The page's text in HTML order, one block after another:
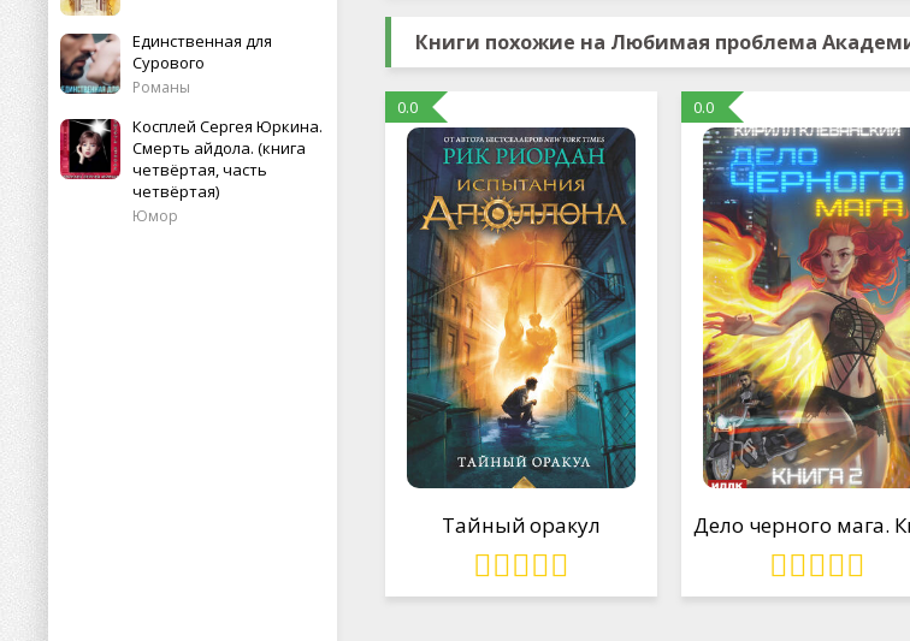
Единственная для
Сурового
Романы
Косплей Сергея Юркина.
Смерть айдола. (книга
четвёртая, часть
четвёртая)
Юмор
Книги похожие на Любимая проблема
0.0
Тайный оракул
0.0